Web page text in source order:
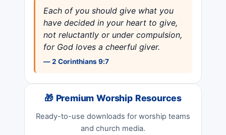
Each of you should give what you
have decided in your heart to give,
not reluctantly or under compulsion,
for God loves a cheerful giver.
— 2 Corinthians 9:7
🎁 Premium Worship Resources
Ready-to-use downloads for worship teams
and church media.